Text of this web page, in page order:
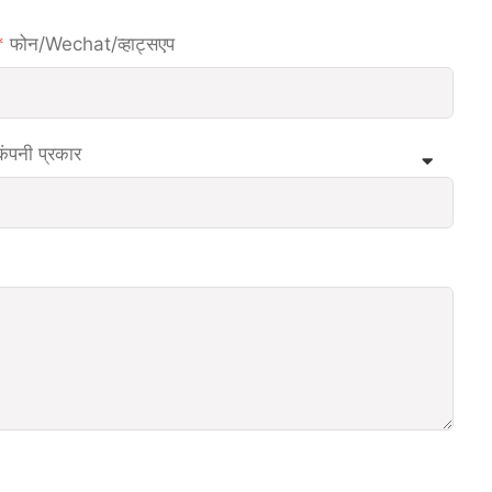
फोन/wechat/व्हाट्सएप
प्रकार